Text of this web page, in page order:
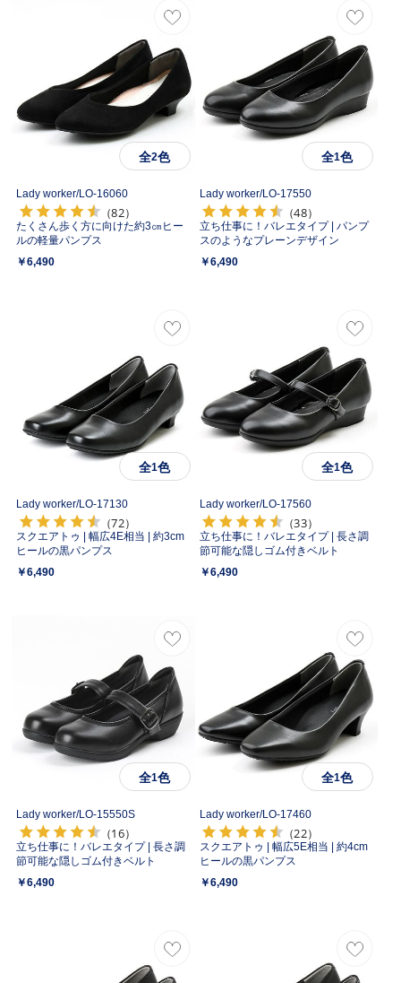
全2色
Lady worker/LO-16060
（82）
たくさん歩く方に向けた約3㎝ヒー
ルの軽量パンプス
￥6,490
全1色
Lady worker/LO-17550
（48）
立ち仕事に！バレエタイプ | パンプ
スのようなプレーンデザイン
￥6,490
全1色
Lady worker/LO-17130
（72）
スクエアトゥ | 幅広4E相当 | 約3cm
ヒールの黒パンプス
￥6,490
全1色
Lady worker/LO-17560
（33）
立ち仕事に！バレエタイプ | 長さ調
節可能な隠しゴム付きベルト
￥6,490
全1色
Lady worker/LO-15550S
（16）
立ち仕事に！バレエタイプ | 長さ調
節可能な隠しゴム付きベルト
￥6,490
全1色
Lady worker/LO-17460
（22）
スクエアトゥ | 幅広5E相当 | 約4cm
ヒールの黒パンプス
￥6,490